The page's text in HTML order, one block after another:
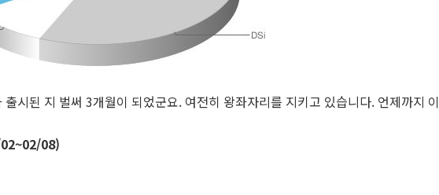
시된 지 벌써 3개월이 되었군요. 여전히 왕좌자리를 지키고 있습니다. 언제까지 이
08)